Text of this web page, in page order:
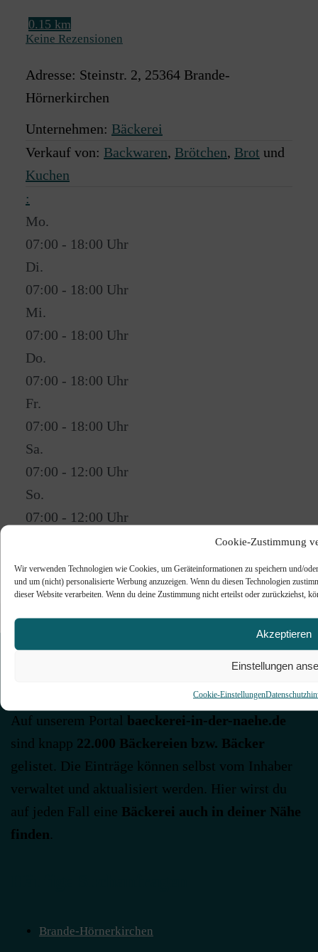
Cookie-Zustimmung
Wir verwenden Technologien wie Cookies, um Geräteinformationen zu speichern und/
und um (nicht) personalisierte Werbung anzuzeigen. Wenn du diesen Technologien
dieser Website verarbeiten. Wenn du deine Zustimmung nicht erteilst oder zurückziehst,
Akzeptieren
Einstellungen
Cookie-Einstellungen
0.15 km
Keine Rezensionen
Adresse: Steinstr. 2, 25364 Brande-
Hörnerkirchen
Unternehmen: Bäckerei
Verkauf von: Backwaren, Brötchen, Brot und
Kuchen
:
Mo.
07:00 - 18:00
Di.
07:00 - 18:00
Mi.
07:00 - 18:00
Do.
07:00 - 18:00
Fr.
07:00 - 18:00
Sa.
07:00 - 12:00
So.
07:00 - 12:00
Verkauf von Brötchen, Zur Bäckerei
Alle anzeigen
Auf unserem Portal baeckerei-in-der-naehe.de
sind knapp 22.000 Bäckereien bzw. Bäcker
gelistet. Die Einträge können selbst vom Inhaber
verwaltet und aktualisiert werden. Hier wirst du
auf jeden Fall eine Bäckerei auch in deiner Nähe
finden.
Brande-Hörnerkirchen